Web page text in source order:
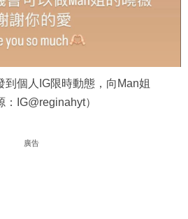
到個人IG限時動態，向Man姐
：IG@reginahyt）
廣告